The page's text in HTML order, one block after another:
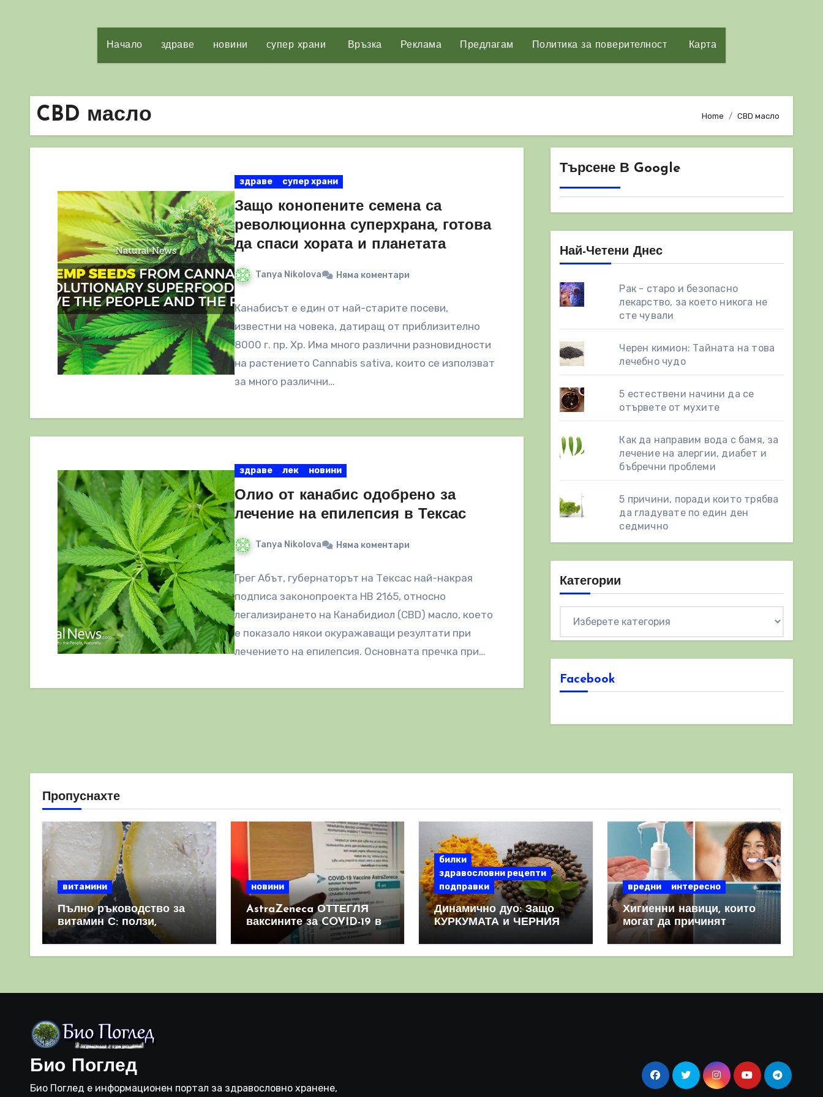
Начало здраве новини супер храни Връзка Реклама Предлагам Политика за поверителност Карта
CBD масло Home CBD масло
здраве супер храни
Защо конопените семена са
революционна суперхрана, готова
да спаси хората и планетата
Tanya Nikolova Няма коментари
Канабисът е един от най-старите посеви,
известни на човека, датиращ от приблизително
8000 г. пр. Хр. Има много различни разновидности
на растението Cannabis sativa, които се използват
за много различни…
здраве лек новини
Олио от канабис одобрено за
лечение на епилепсия в Тексас
Tanya Nikolova Няма коментари
Грег Абът, губернаторът на Тексас най-накрая
подписа законопроекта HB 2165, относно
легализирането на Канабидиол (CBD) масло, което
е показало някои окуражаващи резултати при
лечението на епилепсия. Основната пречка при
Търсене В Google
Най-Четени Днес
Рак - старо и безопасно
лекарство, за което никога не
сте чували
Черен кимион: Тайната на това
лечебно чудо
5 естествени начини да се
отървете от мухите
Как да направим вода с бамя, за
лечение на алергии, диабет и
бъбречни проблеми
5 причини, поради които трябва
да гладувате по един ден
седмично
Категории
Facebook
Пропуснахте
витамини
Пълно ръководство за
витамин С: ползи,
източници и защо е
важен за имунната
новини
AstraZeneca ОТТЕГЛЯ
ваксините за COVID-19 в
световен мащаб, след
като призна, че те
билки
здравословни рецепти
подправки
Динамично дуо: Защо
КУРКУМАТА и ЧЕРНИЯ
комбинация
вредни интересно
Хигиенни навици, които
могат да причинят
повече вреда, отколкото
полза
Био Поглед
Био Поглед е информационен портал за здравословно хранене,